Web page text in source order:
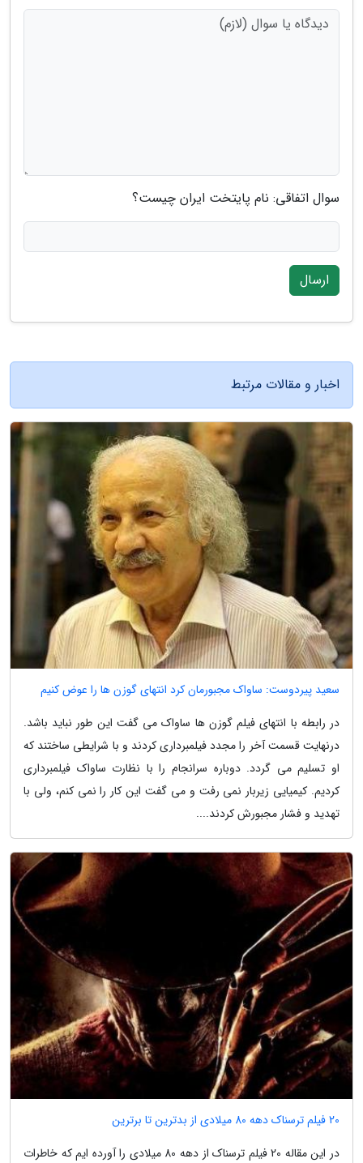
سوال اتفاقی: نام پایتخت ایران چیست؟
ارسال
اخبار و مقالات مرتبط
سعید پیردوست: ساواک مجبورمان کرد انتهای گوزن ها را عوض کنیم
در رابطه با انتهای فیلم گوزن ها ساواک می گفت این طور نباید باشد.
درنهایت قسمت آخر را مجدد فیلمبرداری کردند و با شرایطی ساختند که
او تسلیم می گردد. دوباره سرانجام را با نظارت ساواک فیلمبرداری
کردیم. کیمیایی زیربار نمی رفت و می گفت این کار را نمی کنم، ولی با
تهدید و فشار مجبورش کردند....
20 فیلم ترسناک دهه 80 میلادی از بدترین تا برترین
در این مقاله 20 فیلم ترسناک از دهه 80 میلادی را آورده ایم که خاطرات